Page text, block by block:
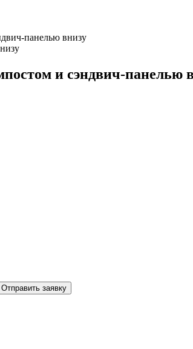
панелью внизу
и сэндвич-панелью
Отправить заявку